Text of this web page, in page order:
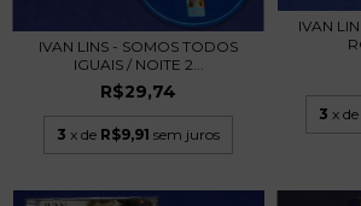
IVAN LINS - SOMOS TODOS
IGUAIS / NOITE 2...
R$29,74
3 x de R$9,91 sem juros
IVAN
3 x de